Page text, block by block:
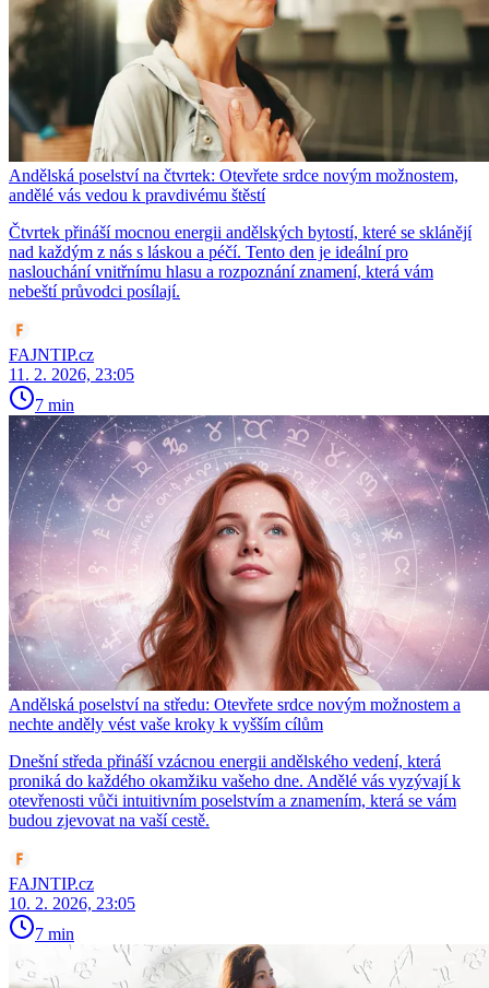
Andělská poselství na čtvrtek: Otevřete srdce novým možnostem,
andělé vás vedou k pravdivému štěstí
Čtvrtek přináší mocnou energii andělských bytostí, které se sklánějí
nad každým z nás s láskou a péčí. Tento den je ideální pro
naslouchání vnitřnímu hlasu a rozpoznání znamení, která vám
nebeští průvodci posílají.
FAJNTIP.cz
11. 2. 2026, 23:05
7 min
Andělská poselství na středu: Otevřete srdce novým možnostem a
nechte anděly vést vaše kroky k vyšším cílům
Dnešní středa přináší vzácnou energii andělského vedení, která
proniká do každého okamžiku vašeho dne. Andělé vás vyzývají k
otevřenosti vůči intuitivním poselstvím a znamením, která se vám
budou zjevovat na vaší cestě.
FAJNTIP.cz
10. 2. 2026, 23:05
7 min